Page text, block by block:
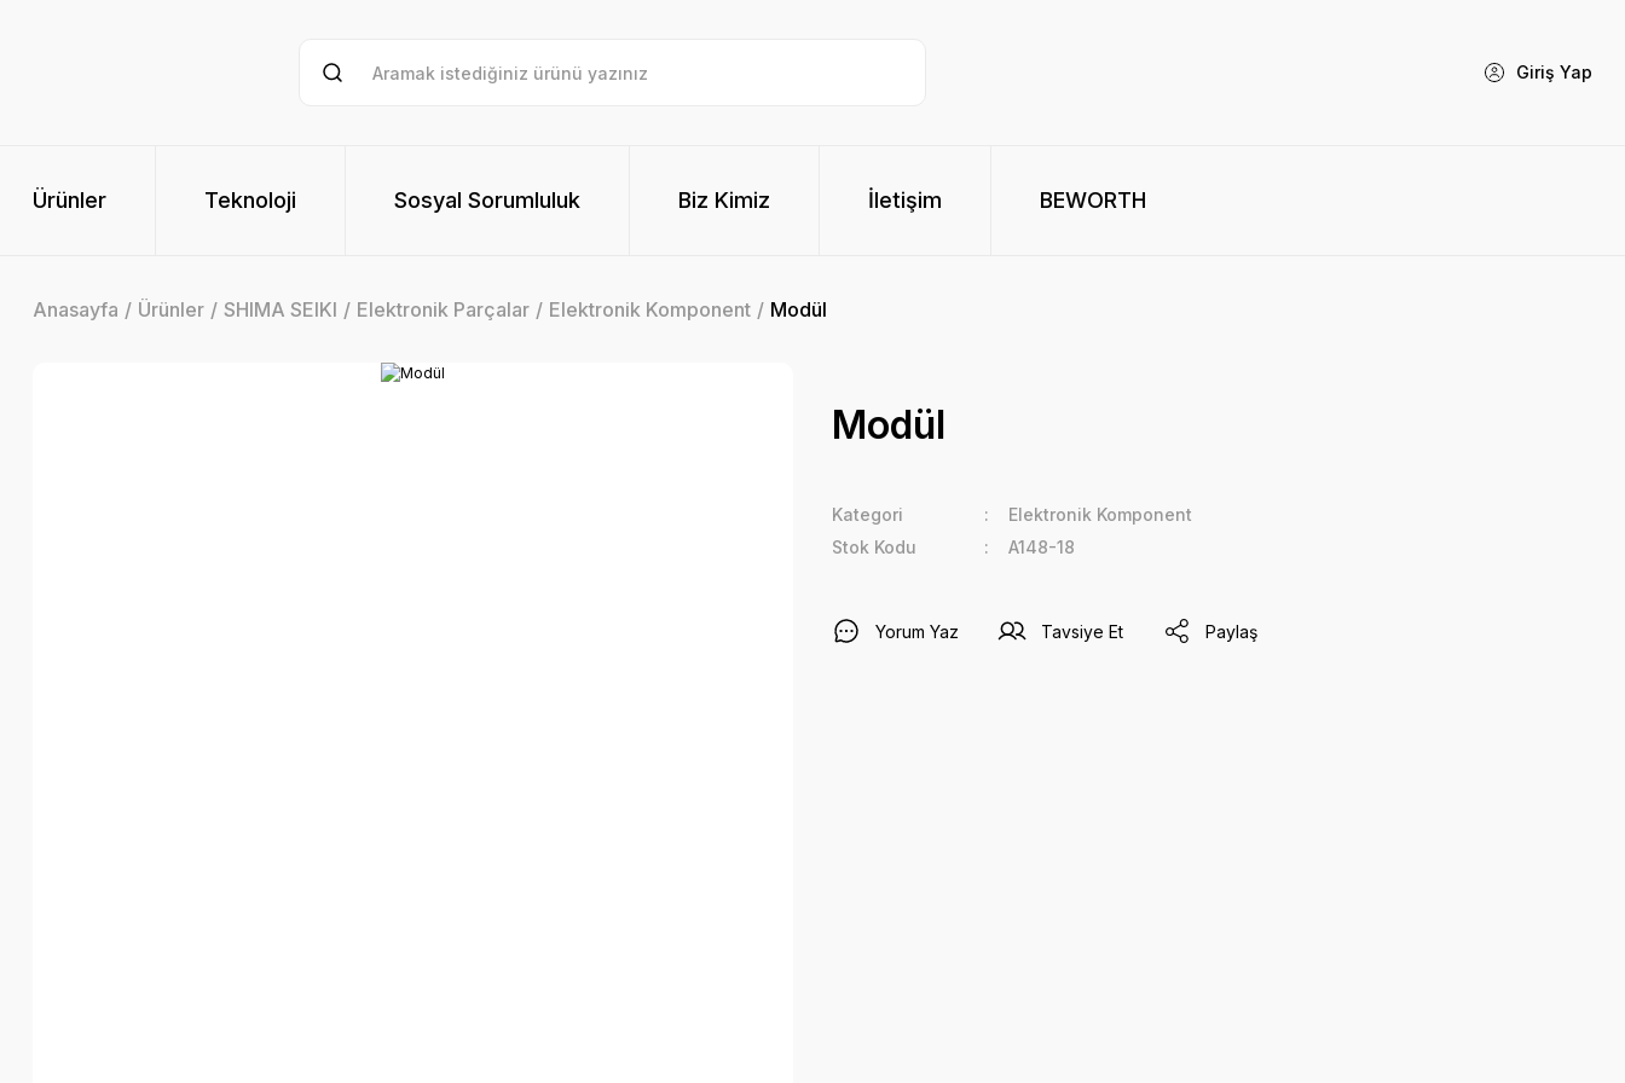
Giriş Yap
Ürünler Teknoloji Sosyal Sorumluluk Biz Kimiz İletişim BEWORTH
Anasayfa Ürünler SHIMA SEIKI Elektronik Parçalar Elektronik Komponent Modül
Modül
Kategori
Elektronik Komponent
Stok Kodu
A148-18
Yorum Yaz Tavsiye Et Paylaş